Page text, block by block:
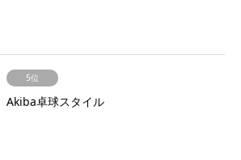
5位
Akiba卓球スタイル